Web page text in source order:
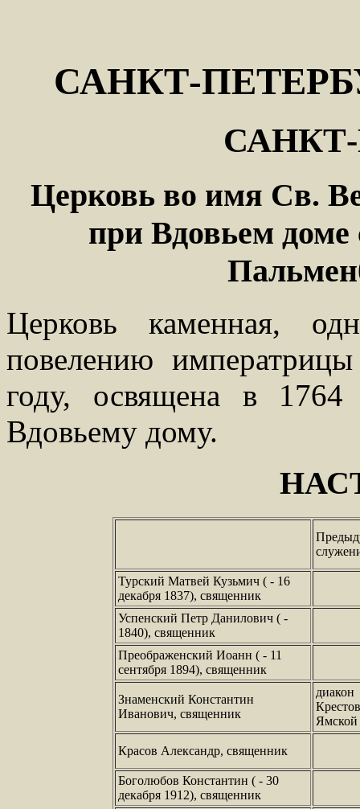
САНКТ-
Церковь во имя Св.
при Вдовьем доме
Церковь каменная,
повелению
году, освящена в
Вдовьему дому.
Турский Матвей Кузьмич ( - 16
декабря 1837), священник
Успенский Петр Данилович ( -
1840), священник
Преображенский Иоанн ( - 11
сентября 1894), священник
Знаменский Константин
Иванович, священник
диакон
Ямской
Красов Александр, священник
Боголюбов Константин ( - 30
декабря 1912), священник